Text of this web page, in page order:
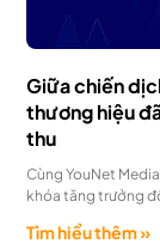
Giữa chiến
thương hiệu
thu
Cùng YouNet
khóa tăng trưởng
Tìm hiểu thêm »